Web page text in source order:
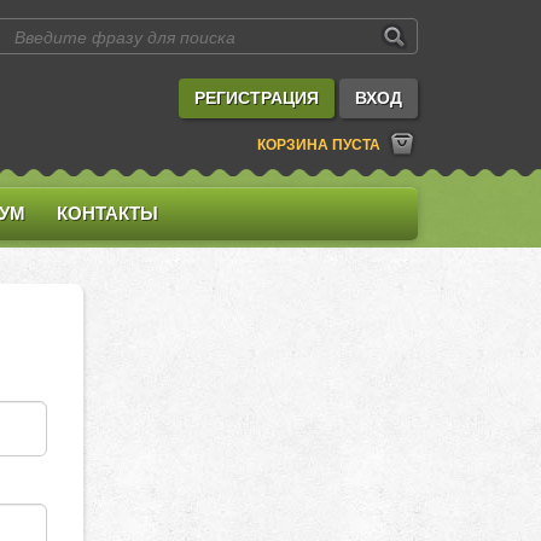
РЕГИСТРАЦИЯ ВХОД
КОРЗИНА ПУСТА
КОНТАКТЫ